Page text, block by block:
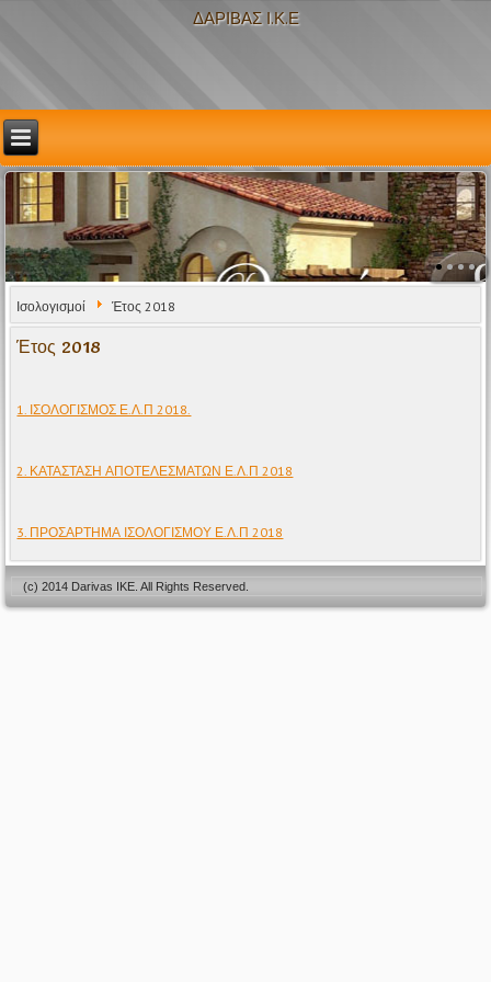
ΔΑΡΙΒΑΣ Ι.Κ.Ε
Ισολογισμοί Έτος 2018
Έτος 2018
1. ΙΣΟΛΟΓΙΣΜΟΣ Ε.Λ.Π 2018.
2. ΚΑΤΑΣΤΑΣΗ ΑΠΟΤΕΛΕΣΜΑΤΩΝ Ε.Λ.Π 2018
3. ΠΡΟΣΑΡΤΗΜΑ ΙΣΟΛΟΓΙΣΜΟΥ Ε.Λ.Π 2018
(c) 2014 Darivas IKE. All Rights Reserved.